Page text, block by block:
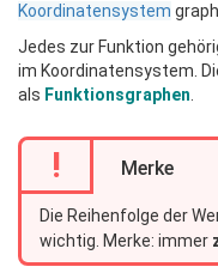
Koordinatensystem
Jedes zur Funktion
im Koordinatensystem.
als Funktionsgraphen
! Merke
Die Reihenfolge der
wichtig. Merke: immer